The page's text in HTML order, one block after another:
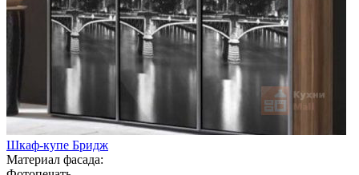
Шкаф-купе Бридж
Материал фасада: